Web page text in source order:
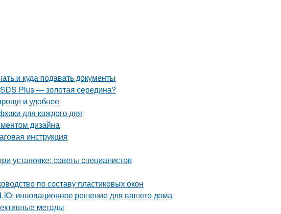
и куда подавать документы
Plus — золотая середина?
и удобнее
для каждого дня
дизайна
инструкция
установке: советы специалистов
по составу пластиковых окон
инновационное решение для вашего дома
методы